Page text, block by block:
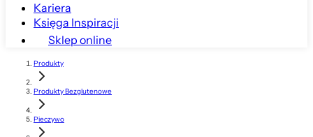
Kariera
Księga Inspiracji
Sklep online
Produkty
Produkty Bezglutenowe
Pieczywo